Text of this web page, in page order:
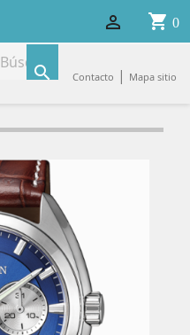
shopping_cart 0

 Contacto | Mapa sitio